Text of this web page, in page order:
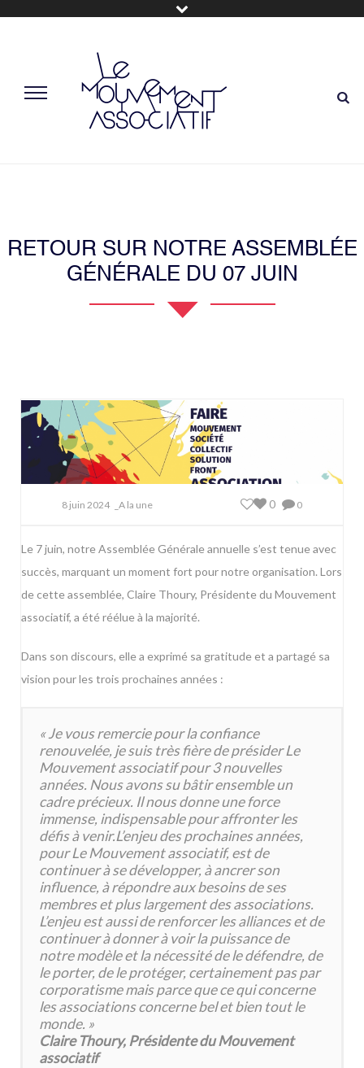
RETOUR SUR NOTRE ASSEMBLÉE
GÉNÉRALE DU 07 JUIN
8 juin 2024 _A la une 0
0
Le 7 juin, notre Assemblée Générale annuelle s’est tenue avec
succès, marquant un moment fort pour notre organisation. Lors
de cette assemblée, Claire Thoury, Présidente du Mouvement
associatif, a été réélue à la majorité.
Dans son discours, elle a exprimé sa gratitude et a partagé sa
vision pour les trois prochaines années :
« Je vous remercie pour la confiance
renouvelée, je suis très fière de présider Le
Mouvement associatif pour 3 nouvelles
années. Nous avons su bâtir ensemble un
cadre précieux. Il nous donne une force
immense, indispensable pour affronter les
défis à venir.L’enjeu des prochaines années,
pour Le Mouvement associatif, est de
continuer à se développer, à ancrer son
influence, à répondre aux besoins de ses
membres et plus largement des associations.
L’enjeu est aussi de renforcer les alliances et de
continuer à donner à voir la puissance de
notre modèle et la nécessité de le défendre, de
le porter, de le protéger, certainement pas par
corporatisme mais parce que ce qui concerne
les associations concerne bel et bien tout le
monde. »
Claire Thoury, Présidente du Mouvement
associatif